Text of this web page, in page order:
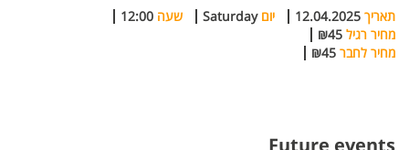
תאריך 12.04.2025 יוםSaturday שעה 12:00
מחיר רגיל ₪45
מחיר לחבר ₪45
Future events